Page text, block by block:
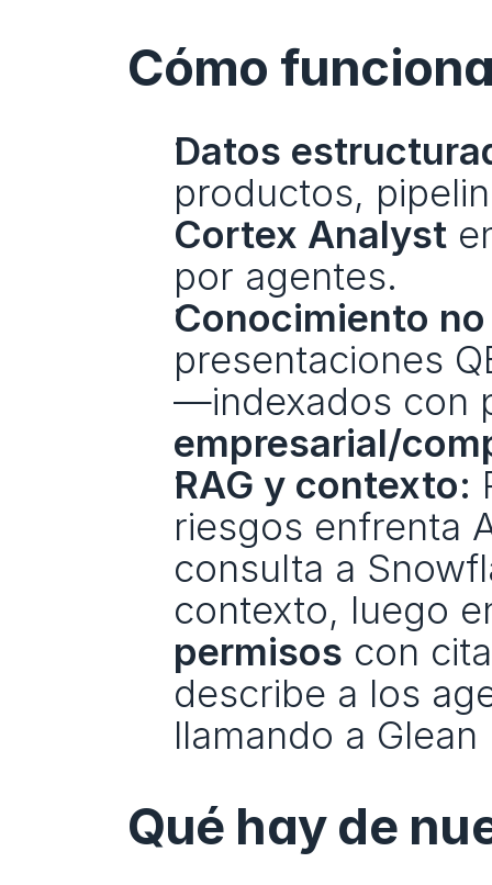
Cómo
Datos
Cortex Analyst
por agentes.
Conocimiento
presentaciones
—indexados con
empresarial/
RAG y contexto:
riesgos enfrenta
consulta a
contexto, luego
permisos con
describe a los
llamando a
Qué hay de